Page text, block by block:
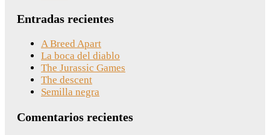
Entradas recientes
A Breed Apart
La boca del diablo
The Jurassic Games
The descent
Semilla negra
Comentarios recientes